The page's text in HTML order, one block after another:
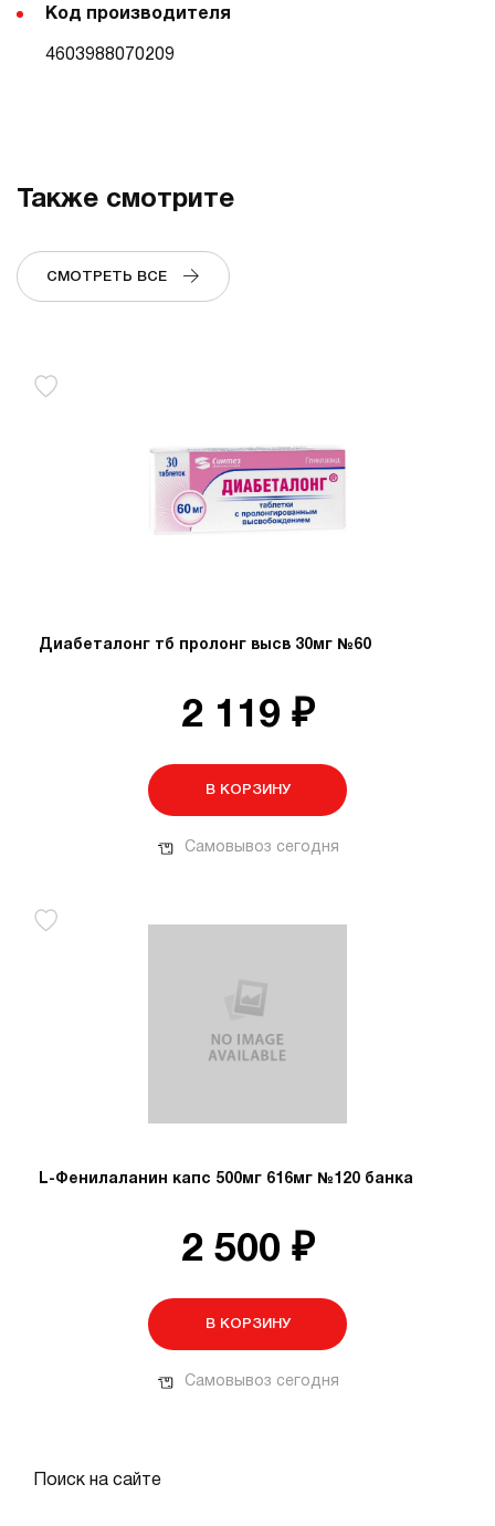
Код производителя
4603988070209
Также смотрите
СМОТРЕТЬ ВСЕ
Диабеталонг тб пролонг высв 30мг №60
2 119 ₽
В КОРЗИНУ
Самовывоз сегодня
L-Фенилаланин капс 500мг 616мг №120 банка
2 500 ₽
В КОРЗИНУ
Самовывоз сегодня
Поиск на сайте